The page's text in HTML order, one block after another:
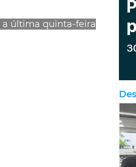
a última quinta-feira